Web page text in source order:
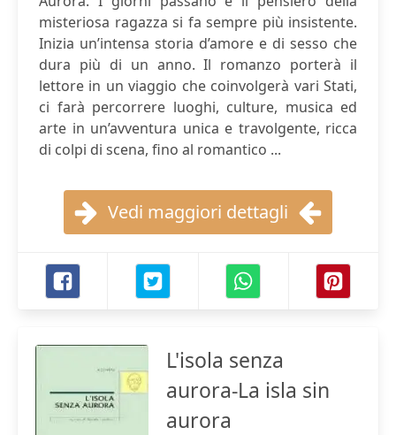
misteriosa ragazza si fa sempre più insistente.
Inizia un’intensa storia d’amore e di sesso che
dura più di un anno. Il romanzo porterà il
lettore in un viaggio che coinvolgerà vari Stati,
ci farà percorrere luoghi, culture, musica ed
arte in un’avventura unica e travolgente, ricca
di colpi di scena, fino al romantico ...
Vedi maggiori dettagli
L'isola senza
aurora-La isla sin
aurora